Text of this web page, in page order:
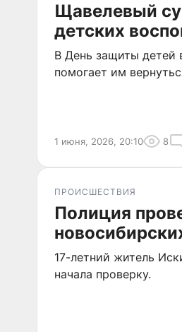
Щавелевый
детских
В День защиты детей
помогает им
1 июня, 2026, 20:10 8
ПРОИСШЕСТВИЯ
Полиция
17-летний житель
начала проверку.